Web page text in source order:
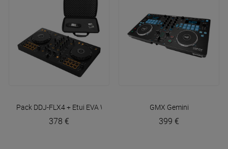
Pack DDJ-FLX4 + Etui EVA Walkasse Pioneer DJ
378 €
GMX Gemini
399 €